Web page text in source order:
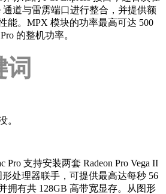
通道与雷雳端口进行整合，并提供额
能。MPX 模块的功率最高可达 500
的整机功率。
。
Pro 支持安装两套 Radeon Pro Vega II
处理器联手，可提供最高达每秒 56
拥有共 128GB 高带宽显存。从图形